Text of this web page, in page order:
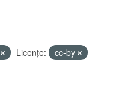
Licenţe:
cc-by